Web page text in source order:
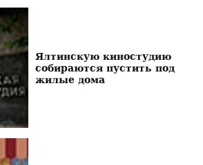
Ялтинскую киностудию
собираются пустить под
жилые дома